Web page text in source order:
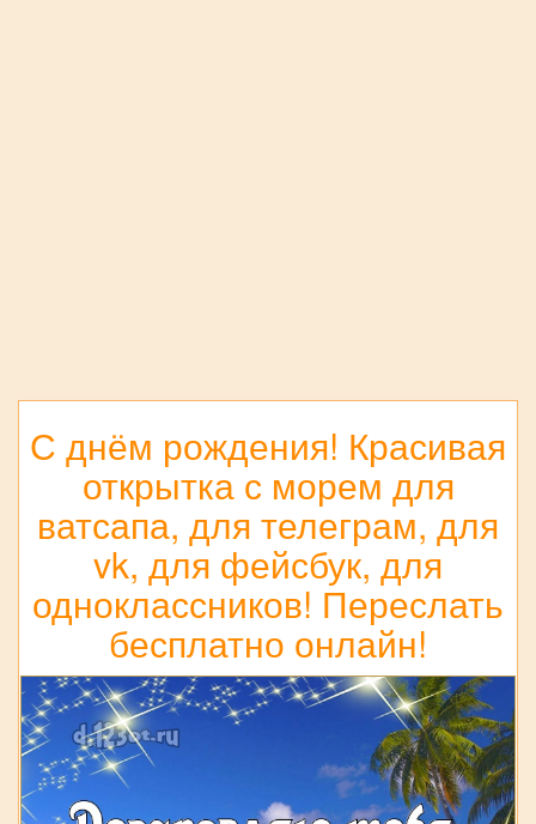
С днём рождения! Красивая
открытка с морем для
ватсапа, для телеграм, для
vk, для фейсбук, для
одноклассников! Переслать
бесплатно онлайн!